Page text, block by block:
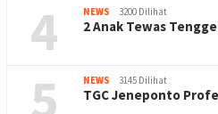
4 NEWS 3200 Dilihat
2 Anak Tewas
5 NEWS 3145 Dilihat
TGC Jeneponto